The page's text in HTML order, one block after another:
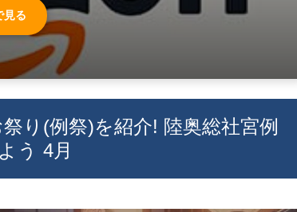
見る
り(例祭)を紹介! 陸奥総社宮例
う 4月